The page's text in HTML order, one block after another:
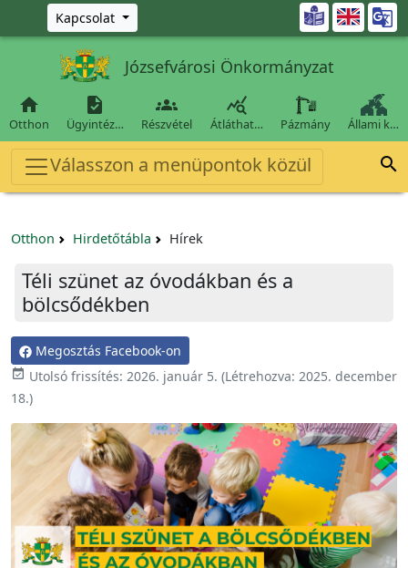
Ugrás a fő tartalomra
Kapcsolat 
Józsefvárosi Önkormányzat

Otthon

Ügyintéz…

Részvétel

Átláthat… Pázmány Állami k…
Válasszon a menüpontok közül 
Otthon Hirdetőtábla Hírek
Téli szünet az óvodákban és a
bölcsődékben
Megosztás Facebook-on
 Utolsó frissítés: 2026. január 5. (Létrehozva: 2025. december
18.)